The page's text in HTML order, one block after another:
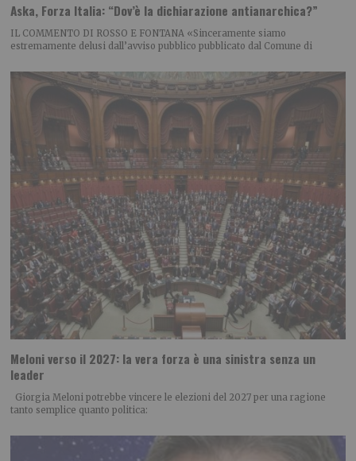
Aska, Forza Italia: “Dov’è la dichiarazione antianarchica?”
IL COMMENTO DI ROSSO E FONTANA «Sinceramente siamo
estremamente delusi dall’avviso pubblico pubblicato dal Comune di
Meloni verso il 2027: la vera forza è una sinistra senza un
leader
Giorgia Meloni potrebbe vincere le elezioni del 2027 per una ragione
tanto semplice quanto politica: